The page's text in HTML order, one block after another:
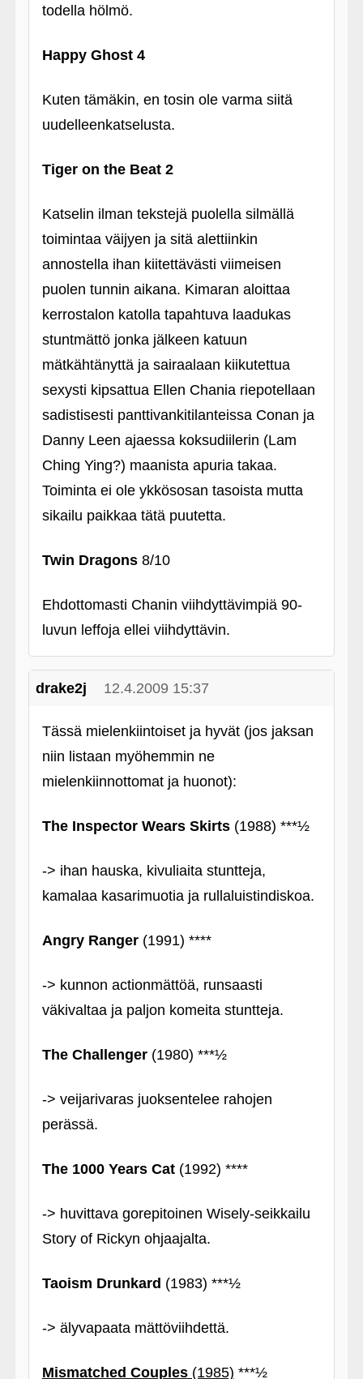
todella hölmö.
Happy Ghost 4
Kuten tämäkin, en tosin ole varma siitä
uudelleenkatselusta.
Tiger on the Beat 2
Katselin ilman tekstejä puolella silmällä
toimintaa väijyen ja sitä alettiinkin
annostella ihan kiitettävästi viimeisen
puolen tunnin aikana. Kimaran aloittaa
kerrostalon katolla tapahtuva laadukas
stuntmättö jonka jälkeen katuun
mätkähtänyttä ja sairaalaan kiikutettua
sexysti kipsattua Ellen Chania riepotellaan
sadistisesti panttivankitilanteissa Conan ja
Danny Leen ajaessa koksudiilerin (Lam
Ching Ying?) maanista apuria takaa.
Toiminta ei ole ykkösosan tasoista mutta
sikailu paikkaa tätä puutetta.
Twin Dragons8/10
Ehdottomasti Chanin viihdyttävimpiä 90-
luvun leffoja ellei viihdyttävin.
drake2j 12.4.2009 15:37
Tässä mielenkiintoiset ja hyvät (jos jaksan
niin listaan myöhemmin ne
mielenkiinnottomat ja huonot):
The Inspector Wears Skirts(1988) ***½
-> ihan hauska, kivuliaita stuntteja,
kamalaa kasarimuotia ja rullaluistindiskoa.
Angry Ranger(1991) ****
-> kunnon actionmättöä, runsaasti
väkivaltaa ja paljon komeita stuntteja.
The Challenger(1980) ***½
-> veijarivaras juoksentelee rahojen
perässä.
The 1000 Years Cat(1992) ****
-> huvittava gorepitoinen Wisely-seikkailu
Story of Rickyn ohjaajalta.
Taoism Drunkard (1983) ***½
-> älyvapaata mättöviihdettä.
Mismatched Couples(1985) ***½